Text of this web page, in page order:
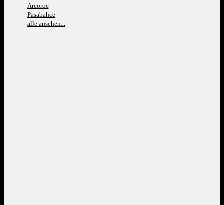
Arcoroc
Pasabahce
alle ansehen...